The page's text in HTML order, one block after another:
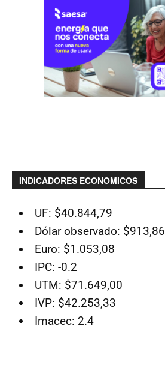
INDICADORES ECONOMICOS
UF: $40.844,79
Dólar observado: $913,86
Euro: $1.053,08
IPC: -0.2
UTM: $71.649,00
IVP: $42.253,33
Imacec: 2.4